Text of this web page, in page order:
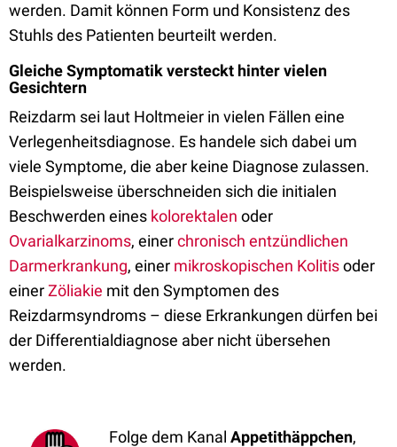
werden. Damit können Form und Konsistenz des
Stuhls des Patienten beurteilt werden.
Gleiche Symptomatik versteckt hinter vielen
Gesichtern
Reizdarm sei laut Holtmeier in vielen Fällen eine
Verlegenheitsdiagnose. Es handele sich dabei um
viele Symptome, die aber keine Diagnose zulassen.
Beispielsweise überschneiden sich die initialen
Beschwerden eines kolorektalen oder
Ovarialkarzinoms, einerchronisch entzündlichen
Darmerkrankung, einer mikroskopischen Kolitisoder
einerZöliakie mit den Symptomen des
Reizdarmsyndroms – diese Erkrankungen dürfen bei
der Differentialdiagnose aber nicht übersehen
werden.
Folge dem Kanal Appetithäppchen,